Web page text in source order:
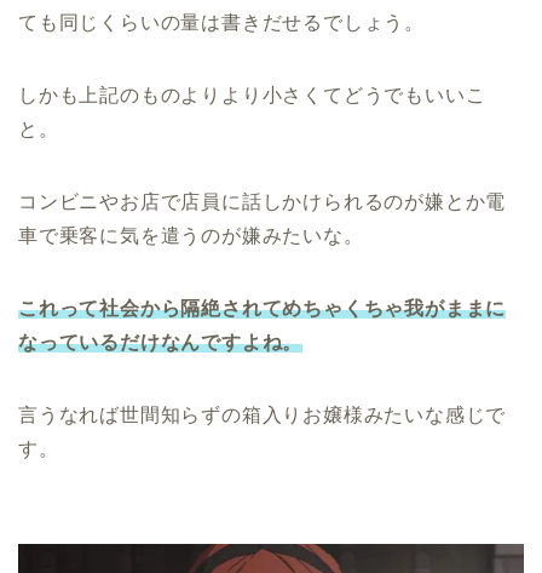
ても同じくらいの量は書きだせるでしょう。
しかも上記のものよりより小さくてどうでもいいこ
と。
コンビニやお店で店員に話しかけられるのが嫌とか電
車で乗客に気を遣うのが嫌みたいな。
これって社会から隔絶されてめちゃくちゃ我がままに
なっているだけなんですよね。
言うなれば世間知らずの箱入りお嬢様みたいな感じで
す。